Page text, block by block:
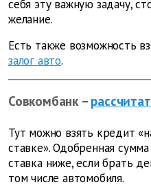
себя эту важную задачу,
желание.
Есть также возможность
залог авто.
Совкомбанк –
Тут можно взять кредит
ставке». Одобренная
ставка ниже, если брать
том числе автомобиля.